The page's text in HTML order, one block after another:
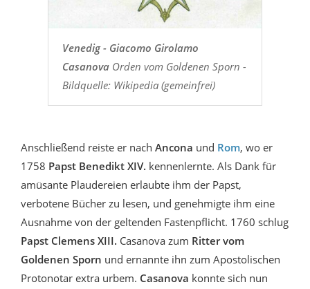
Venedig - Giacomo Girolamo
CasanovaOrden vom Goldenen Sporn -
Bildquelle: Wikipedia (gemeinfrei)
Anschließend reiste er nach Ancona und Rom, wo er
1758 Papst Benedikt XIV. kennenlernte. Als Dank für
amüsante Plaudereien erlaubte ihm der Papst,
verbotene Bücher zu lesen, und genehmigte ihm eine
Ausnahme von der geltenden Fastenpflicht. 1760 schlug
Papst Clemens XIII. Casanova zum Ritter vom
Goldenen Sporn und ernannte ihn zum Apostolischen
Protonotar extra urbem. Casanova konnte sich nun